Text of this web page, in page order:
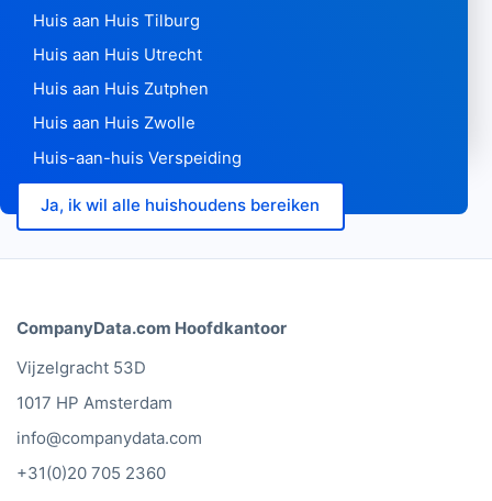
Huis aan Huis Tilburg
Huis aan Huis Utrecht
Huis aan Huis Zutphen
Huis aan Huis Zwolle
Huis-aan-huis Verspeiding
Ja, ik wil alle huishoudens bereiken
CompanyData.com Hoofdkantoor
Vijzelgracht 53D
1017 HP Amsterdam
info@companydata.com
+31(0)20 705 2360